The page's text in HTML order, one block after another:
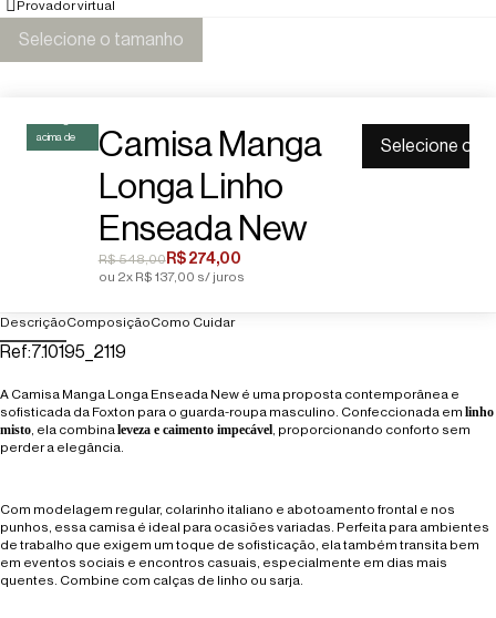
Provador virtual
Selecione o tamanho
acima de
Camisa Manga
Longa Linho
Enseada New
R$ 548,00R$ 274,00
ou 2x R$ 137,00 s/ juros
Selecione o
DescriçãoComposiçãoComo Cuidar
Ref:7.10195_2119
A Camisa Manga Longa Enseada New é uma proposta contemporânea e
sofisticada da Foxton para o guarda-roupa masculino. Confeccionada em linho
misto , ela combina leveza e caimento impecável , proporcionando conforto sem
perder a elegância.
Com modelagem regular, colarinho italiano e abotoamento frontal e nos
punhos, essa camisa é ideal para ocasiões variadas. Perfeita para ambientes
de trabalho que exigem um toque de sofisticação, ela também transita bem
em eventos sociais e encontros casuais, especialmente em dias mais
quentes. Combine com calças de linho ou sarja.